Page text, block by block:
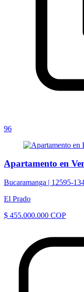
96
Apartamento en
Bucaramanga | 12595-
El Prado
$ 455.000.000 COP